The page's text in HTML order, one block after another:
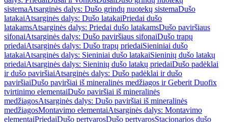
sistemaAtsarginės dalys: Dušo grindų nuotekų sistemaDušo
latakaiAtsarginės dalys: Dušo latakaiPriedai dušo
latakamsAtsarginės dalys: Priedai dušo latakamsDušo paviršiaus
sifonaiAtsarginės dalys: Dušo paviršiaus sifonaiDušo trapų
priedaiAtsarginės dalys: Dušo trapų priedaiSieniniai dušo
latakaiAtsarginės dalys: Sieniniai dušo latakaiSieninių dušo latakų
priedaiAtsarginės dalys: Sieninių dušo latakų priedaiDušo padėklai
ir dušo paviršiaiAtsarginės dalys: Dušo padėklai ir dušo
paviršiaiDušo paviršiai iš mineralinės medžiagos ir Geberit Duofix
tvirtinimo elementaiDušo paviršiai iš mineralinės
medžiagosAtsarginės dalys: Dušo paviršiai iš mineralinės
medžiagosMontavimo elementaiAtsarginės dalys: Montavimo
elementaiPriedaiDušo pertvarosDušo pertvarosStacionarios dušo